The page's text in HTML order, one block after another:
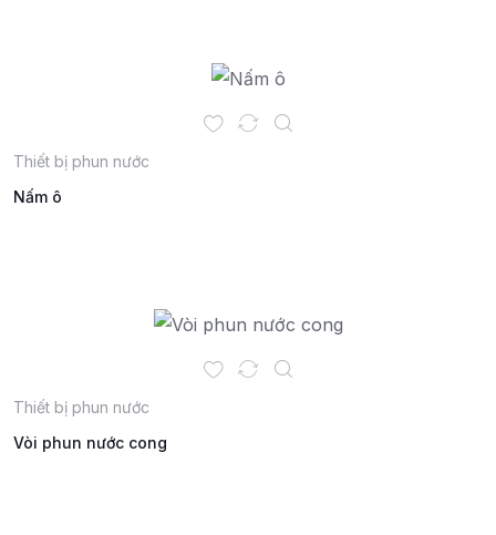
Thiết bị phun nước
Nấm ô
Thiết bị phun nước
Vòi phun nước cong